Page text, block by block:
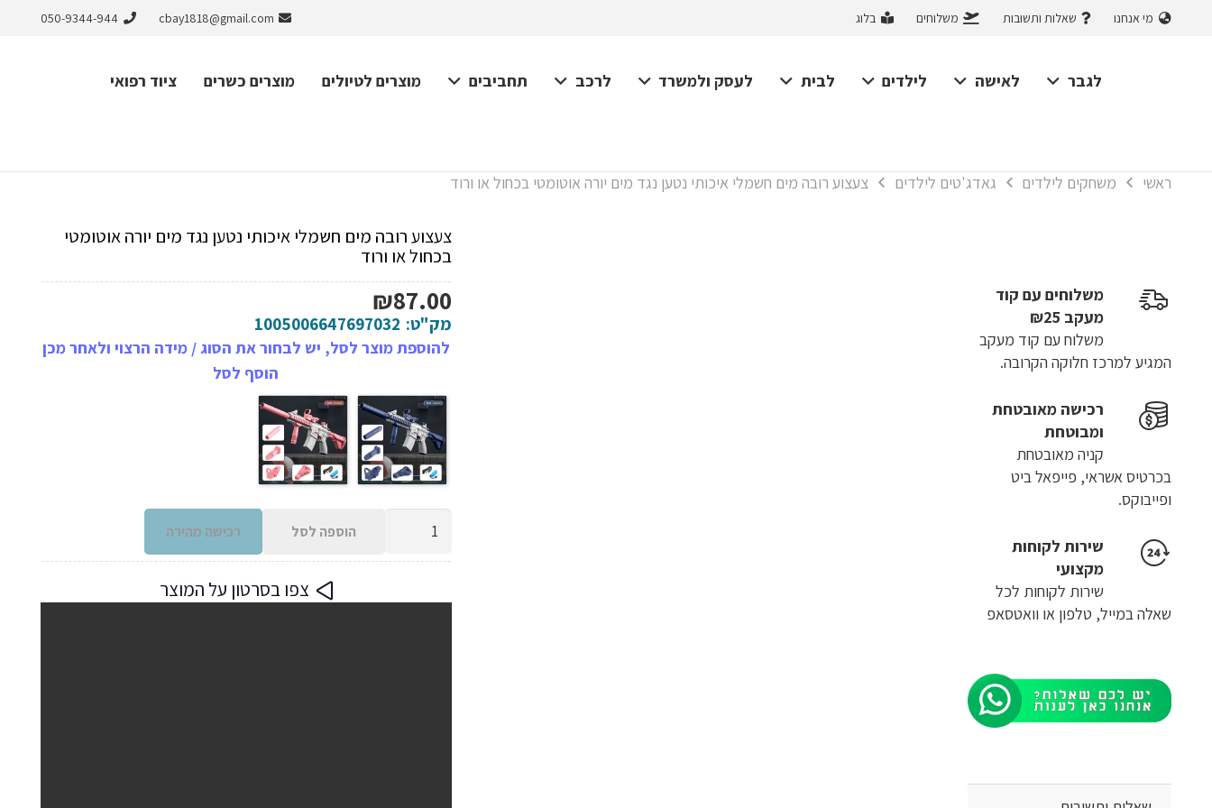
מי אנחנו שאלות ותשובות משלוחים בלוג cbay1818@gmail.com
050-9344-944
לגבר לאישה לילדים לבית לעסק ולמשרד לרכב תחביבים מוצרים לטיולים מוצרים כשרים ציוד רפואי
ראשי משחקים לילדים גאדג'טים לילדים צעצוע רובה מים חשמלי איכותי נטען נגד מים יורה אוטומטי בכחול או ורוד
צעצוע רובה מים חשמלי איכותי נטען נגד מים יורה אוטומטי
בכחול או ורוד
₪87.00
מק"ט: 1005006647697032
להוספת מוצר לסל, יש לבחור את הסוג / מידה הרצוי ולאחר מכן
הוסף לסל
הוספה לסל רכישה מהירה
צפו בסרטון על המוצר
משלוחים עם קוד
מעקב ₪25
משלוח​ עם קוד מעקב
המגיע למרכז חלוקה הקרובה.
רכישה​ ​מאובטחת
ומבוטחת
קניה מאובטחת
בכרטיס אשראי, פייפאל ביט
ופייבוקס.
שירות לקוחות
מקצועי
שירות לקוחות לכל
שאלה במייל, טלפון או וואטסאפ